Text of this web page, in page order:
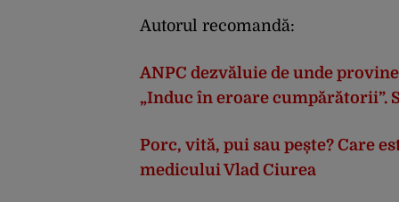
Autorul recomandă:
ANPC dezvăluie de unde provine
„Induc în eroare cumpărătorii”.
Porc, vită, pui sau pește? Care
mediculuiVlad Ciurea